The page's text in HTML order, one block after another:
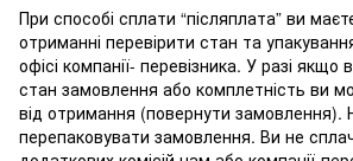
При способі сплати “післяплата” ви
отриманні перевірити стан та
офісі компанії- перевізника. У разі
стан замовлення або комплетність ви
від отримання (повернути замовлення).
перепаковувати замовлення. Ви не